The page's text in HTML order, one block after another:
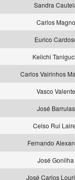
Sandra
Carlos Magno
Eurico
Keiichi
Carlos Vairinhos
Vasco Valente
José Barrulas
Celso Rui
Fernando
José Gonilha
José Carlos